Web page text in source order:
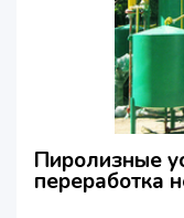
Пиролизные
переработка